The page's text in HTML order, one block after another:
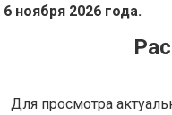
ноября 2026 года.
Для просмотра